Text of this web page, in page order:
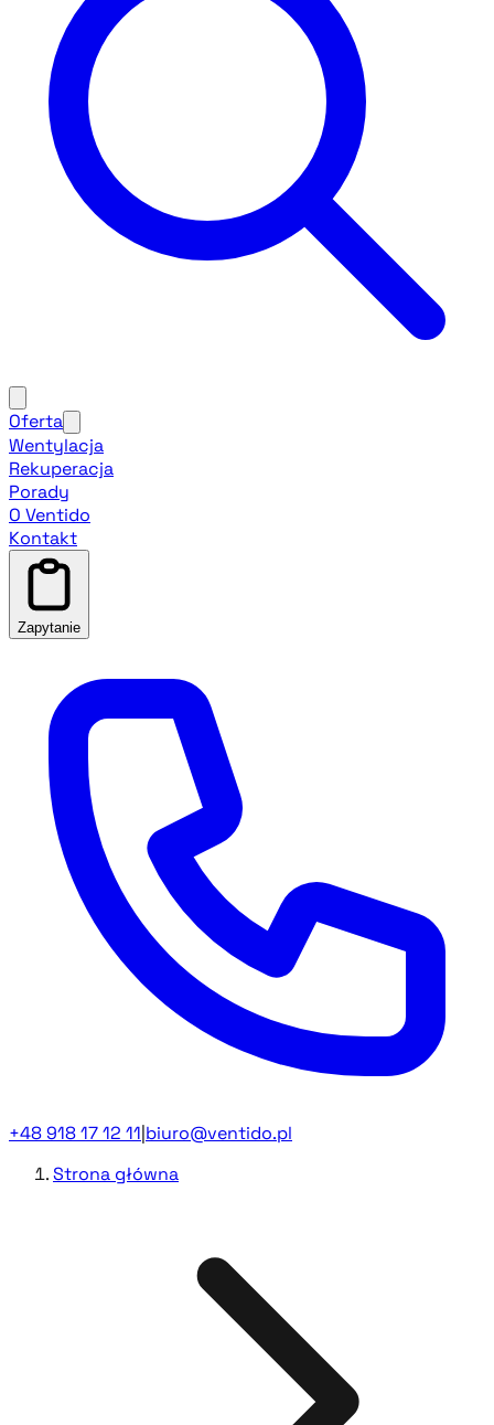
Oferta
Wentylacja
Rekuperacja
Porady
O Ventido
Kontakt
Zapytanie
+48 918 17 12 11 biuro@ventido.pl
Strona główna